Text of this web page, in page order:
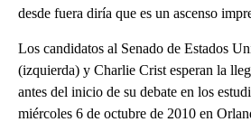
desde fuera diría que es un ascenso
Los candidatos al Senado de Estados
(izquierda) y Charlie Crist esperan la
antes del inicio de su debate en los
miércoles 6 de octubre de 2010 en